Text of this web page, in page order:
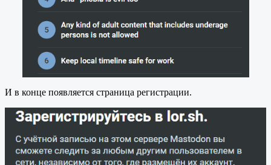
И в конце появляется страница регистрации.